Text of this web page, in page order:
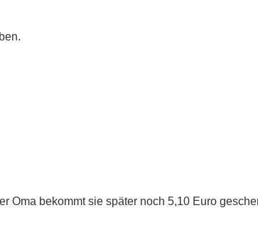
Oma bekommt sie später noch 5,10 Euro